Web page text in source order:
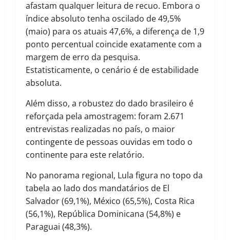
afastam qualquer leitura de recuo. Embora o
índice absoluto tenha oscilado de 49,5%
(maio) para os atuais 47,6%, a diferença de 1,9
ponto percentual coincide exatamente com a
margem de erro da pesquisa.
Estatisticamente, o cenário é de estabilidade
absoluta.
Além disso, a robustez do dado brasileiro é
reforçada pela amostragem: foram 2.671
entrevistas realizadas no país, o maior
contingente de pessoas ouvidas em todo o
continente para este relatório.
No panorama regional, Lula figura no topo da
tabela ao lado dos mandatários de El
Salvador (69,1%), México (65,5%), Costa Rica
(56,1%), República Dominicana (54,8%) e
Paraguai (48,3%).